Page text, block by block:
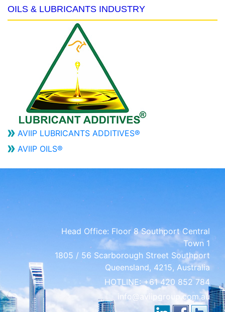
OILS & LUBRICANTS INDUSTRY
AVIIP LUBRICANTS ADDITIVES®
AVIIP OILS®
Head Office: Floor 8 Southport Central
Town 1
1805 / 56 Scarborough Street Southport
Queensland, 4215, Australia
HOTLINE:+61 420 852 784
info@aviipgroup.com.au